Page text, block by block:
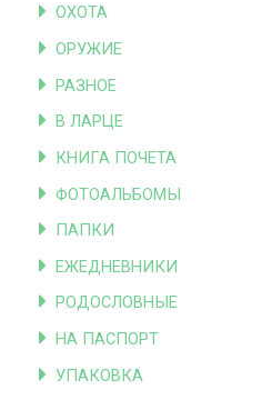
ОХОТА
ОРУЖИЕ
РАЗНОЕ
В ЛАРЦЕ
КНИГА ПОЧЕТА
ФОТОАЛЬБОМЫ
ПАПКИ
ЕЖЕДНЕВНИКИ
РОДОСЛОВНЫЕ
НА ПАСПОРТ
УПАКОВКА